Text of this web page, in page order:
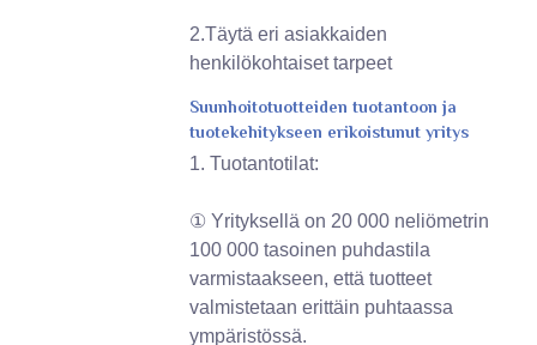
2.Täytä eri asiakkaiden
henkilökohtaiset tarpeet
Suunhoitotuotteiden tuotantoon ja
tuotekehitykseen erikoistunut yritys
1. Tuotantotilat:
① Yrityksellä on 20 000 neliömetrin
100 000 tasoinen puhdastila
varmistaakseen, että tuotteet
valmistetaan erittäin puhtaassa
ympäristössä.